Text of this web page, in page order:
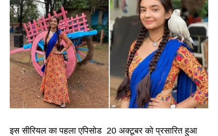
इस सीरियल का पहला एपिसोड 20 अक्टूबर को प्रसारित हुआ